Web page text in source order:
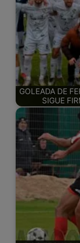
GOLEADA DE
SIGUE